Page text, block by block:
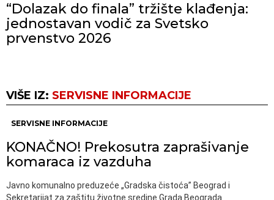
“Dolazak do finala” tržište klađenja:
jednostavan vodič za Svetsko
prvenstvo 2026
VIŠE IZ: SERVISNE INFORMACIJE
SERVISNE INFORMACIJE
KONAČNO! Prekosutra zaprašivanje
komaraca iz vazduha
Javno komunalno preduzeće „Gradska čistoća” Beograd i
Sekretarijat za zaštitu životne sredine Grada Beograda